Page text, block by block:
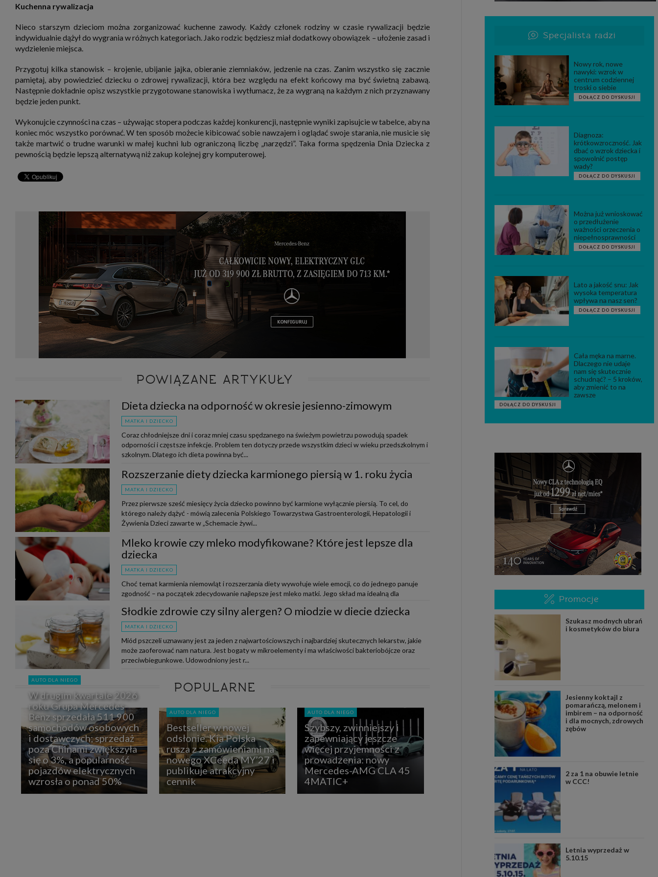
Kuchenna rywalizacja
Nieco starszym dzieciom można zorganizować kuchenne zawody. Każdy członek rodziny w czasie rywalizacji będzie
indywidualnie dążył do wygrania w różnych kategoriach. Jako rodzic będziesz miał dodatkowy obowiązek – ułożenie zasad i
wydzielenie miejsca.
Przygotuj kilka stanowisk – krojenie, ubijanie jajka, obieranie ziemniaków, jedzenie na czas. Zanim wszystko się zacznie
pamiętaj, aby powiedzieć dziecku o zdrowej rywalizacji, która bez względu na efekt końcowy ma być świetną zabawą.
Następnie dokładnie opisz wszystkie przygotowane stanowiska i wytłumacz, że za wygraną na każdym z nich przyznawany
będzie jeden punkt.
Wykonujcie czynności na czas – używając stopera podczas każdej konkurencji, następnie wyniki zapisujcie w tabelce, aby na
koniec móc wszystko porównać. W ten sposób możecie kibicować sobie nawzajem i oglądać swoje starania, nie musicie się
także martwić o trudne warunki w małej kuchni lub ograniczoną liczbę „narzędzi”. Taka forma spędzenia Dnia Dziecka z
pewnością będzie lepszą alternatywą niż zakup kolejnej gry komputerowej.
POWIĄZANE ARTYKUŁY
Dieta dziecka na odporność w okresie jesienno-zimowym
MATKA I DZIECKO
Coraz chłodniejsze dni i coraz mniej czasu spędzanego na świeżym powietrzu powodują spadek
odporności i częstsze infekcje. Problem ten dotyczy przede wszystkim dzieci w wieku przedszkolnym i
szkolnym. Dlatego ich dieta powinna być...
Rozszerzanie diety dziecka karmionego piersią w 1. roku życia
MATKA I DZIECKO
Przez pierwsze sześć miesięcy życia dziecko powinno być karmione wyłącznie piersią. To cel, do
którego należy dążyć - mówią zalecenia Polskiego Towarzystwa Gastroenterologii, Hepatologii i
Żywienia Dzieci zawarte w „Schemacie żywi...
Mleko krowie czy mleko modyfikowane? Które jest lepsze dla
dziecka
MATKA I DZIECKO
Choć temat karmienia niemowląt i rozszerzania diety wywołuje wiele emocji, co do jednego panuje
zgodność – na początek zdecydowanie najlepsze jest mleko matki. Jego skład ma idealną dla
Słodkie zdrowie czy silny alergen? O miodzie w diecie dziecka
MATKA I DZIECKO
Miód pszczeli uznawany jest za jeden z najwartościowszych i najbardziej skutecznych lekarstw, jakie
może zaoferować nam natura. Jest bogaty w mikroelementy i ma właściwości bakteriobójcze oraz
przeciwbiegunkowe. Udowodniony jest r...
POPULARNE
AUTO DLA NIEGO
W drugim kwartale 2026
roku Grupa Mercedes-
Benz sprzedała 511 900
samochodów osobowych
i dostawczych; sprzedaż
poza Chinami zwiększyła
się o 3%, a popularność
pojazdów elektrycznych
wzrosła o ponad 50%
AUTO DLA NIEGO
Bestseller w nowej
odsłonie. Kia Polska
rusza z zamówieniami na
nowego XCeeda MY’27 i
publikuje atrakcyjny
cennik
AUTO DLA NIEGO
Szybszy, zwinniejszy i
zapewniający jeszcze
więcej przyjemności z
prowadzenia: nowy
Mercedes-AMG CLA 45
4MATIC+
Specjalista radzi
Nowy rok, nowe
nawyki: wzrok w
centrum codziennej
troski o siebie
DOŁĄCZ DO DYSKUSJI
Diagnoza:
krótkowzroczność. Jak
dbać o wzrok dziecka i
spowolnić postęp
wady?
DOŁĄCZ DO DYSKUSJI
Można już wnioskować
o przedłużenie
ważności orzeczenia o
niepełnosprawności
DOŁĄCZ DO DYSKUSJI
Lato a jakość snu: Jak
wysoka temperatura
wpływa na nasz sen?
DOŁĄCZ DO DYSKUSJI
Cała męka na marne.
Dlaczego nie udaje
nam się skutecznie
schudnąć? – 5 kroków,
aby zmienić to na
zawsze
DOŁĄCZ DO DYSKUSJI
Promocje
Szukasz modnych ubrań
i kosmetyków do biura
Jesienny koktajl z
pomarańczą, melonem i
imbirem – na odporność
i dla mocnych, zdrowych
zębów
2 za 1 na obuwie letnie
w CCC!
Letnia wyprzedaż w
5.10.15